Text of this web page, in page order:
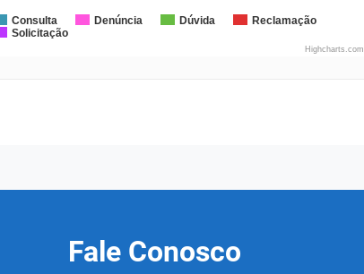
Consulta Denúncia Dúvida
Reclamação
Solicitação
Highcharts.com
Fale Conosco